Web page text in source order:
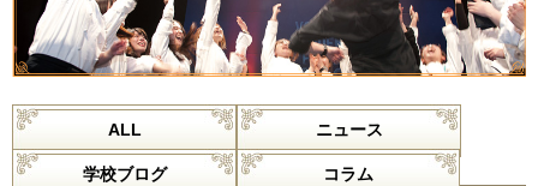
ALL ニュース
学校ブログ コラム